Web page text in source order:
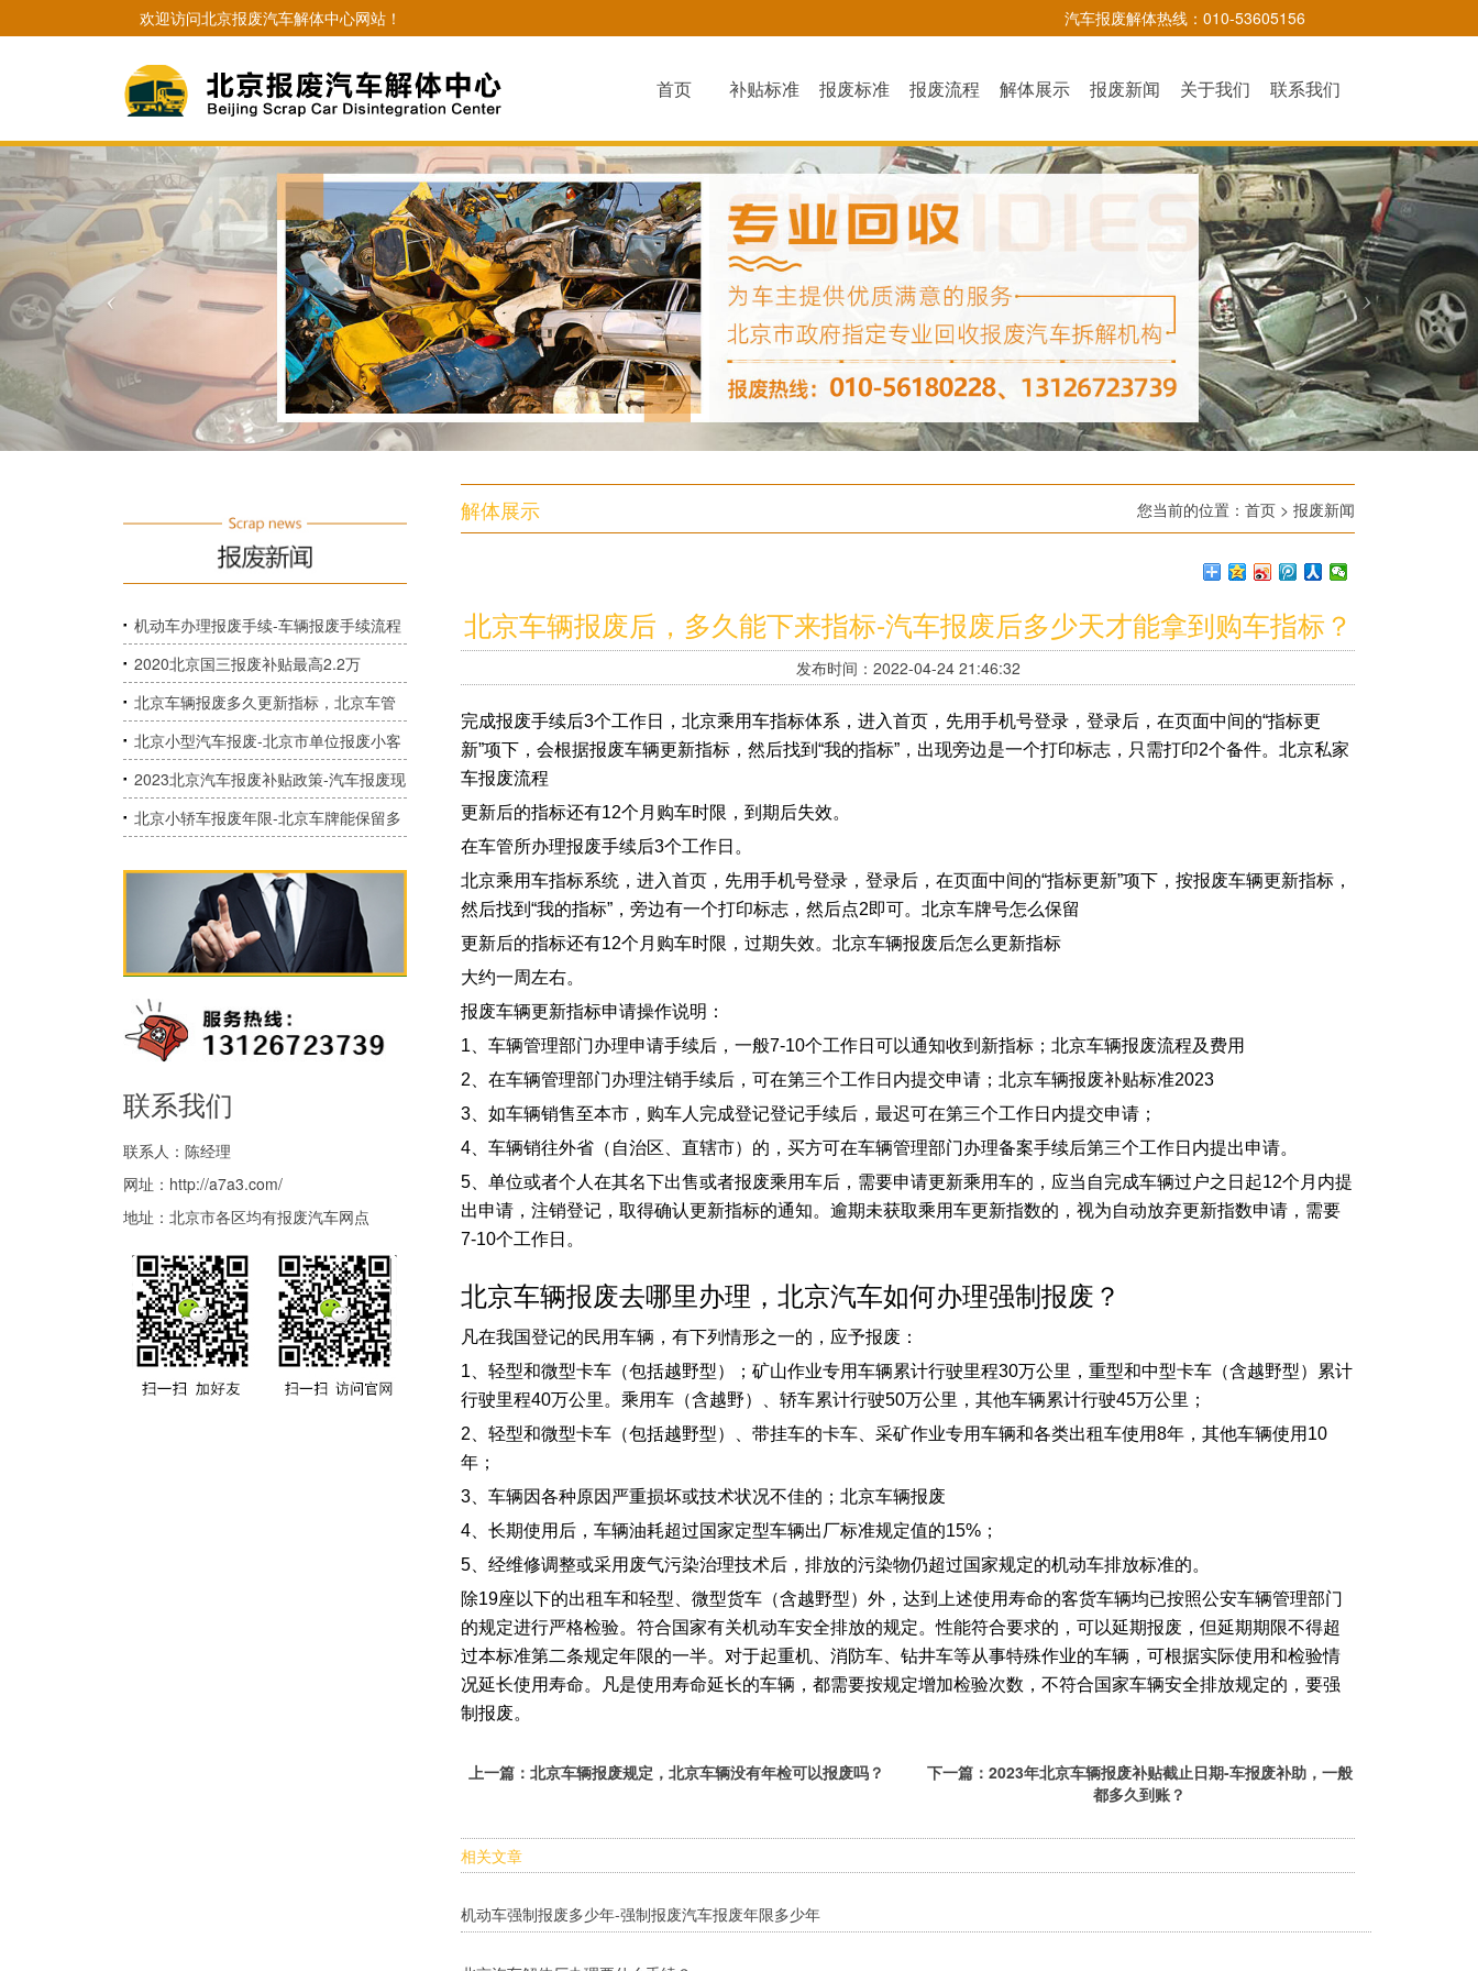
欢迎访问北京报废汽车解体中心网站！ 汽车报废解体热线：010-53605156
首页 补贴标准 报废标准 报废流程 解体展示 报废新闻 关于我们 联系我们
机动车办理报废手续-车辆报废手续流程
2020北京国三报废补贴最高2.2万
北京车辆报废多久更新指标，北京车管
部门强制报废后指标能否更新？
北京小型汽车报废-北京市单位报废小客
车指标如何获得指标？
2023北京汽车报废补贴政策-汽车报废现
在政府补贴多少？
北京小轿车报废年限-北京车牌能保留多
车，准备报废，报废后车牌能保留多
联系我们
联系人：陈经理
网址： http://a7a3.com/
地址：北京市各区均有报废汽车网点
解体展示 您当前的位置： 首页 > 报废新闻
北京车辆报废后，多久能下来指标-汽车报废后多少天才能拿到购车指标？
发布时间：2022-04-24 21:46:32
完成报废手续后3个工作日，北京乘用车指标体系，进入首页，先用手机号登录，登录后，在页面中间的“指标更
新”项下，会根据报废车辆更新指标，然后找到“我的指标”，出现旁边是一个打印标志，只需打印2个备件。北京私家
车报废流程
更新后的指标还有12个月购车时限，到期后失效。
在车管所办理报废手续后3个工作日。
北京乘用车指标系统，进入首页，先用手机号登录，登录后，在页面中间的“指标更新”项下，按报废车辆更新指标，
然后找到“我的指标”，旁边有一个打印标志，然后点2即可。北京车牌号怎么保留
更新后的指标还有12个月购车时限，过期失效。北京车辆报废后怎么更新指标
大约一周左右。
报废车辆更新指标申请操作说明：
1、车辆管理部门办理申请手续后，一般7-10个工作日可以通知收到新指标；北京车辆报废流程及费用
2、在车辆管理部门办理注销手续后，可在第三个工作日内提交申请；北京车辆报废补贴标准2023
3、如车辆销售至本市，购车人完成登记登记手续后，最迟可在第三个工作日内提交申请；
4、车辆销往外省（自治区、直辖市）的，买方可在车辆管理部门办理备案手续后第三个工作日内提出申请。
5、单位或者个人在其名下出售或者报废乘用车后，需要申请更新乘用车的，应当自完成车辆过户之日起12个月内提
出申请，注销登记，取得确认更新指标的通知。逾期未获取乘用车更新指数的，视为自动放弃更新指数申请，需要
7-10个工作日。
北京车辆报废去哪里办理，北京汽车如何办理强制报废？
凡在我国登记的民用车辆，有下列情形之一的，应予报废：
1、轻型和微型卡车（包括越野型）；矿山作业专用车辆累计行驶里程30万公里，重型和中型卡车（含越野型）累计
行驶里程40万公里。乘用车（含越野）、轿车累计行驶50万公里，其他车辆累计行驶45万公里；
2、轻型和微型卡车（包括越野型）、带挂车的卡车、采矿作业专用车辆和各类出租车使用8年，其他车辆使用10
年；
3、车辆因各种原因严重损坏或技术状况不佳的；北京车辆报废
4、长期使用后，车辆油耗超过国家定型车辆出厂标准规定值的15%；
5、经维修调整或采用废气污染治理技术后，排放的污染物仍超过国家规定的机动车排放标准的。
除19座以下的出租车和轻型、微型货车（含越野型）外，达到上述使用寿命的客货车辆均已按照公安车辆管理部门
的规定进行严格检验。符合国家有关机动车安全排放的规定。性能符合要求的，可以延期报废，但延期期限不得超
过本标准第二条规定年限的一半。对于起重机、消防车、钻井车等从事特殊作业的车辆，可根据实际使用和检验情
况延长使用寿命。凡是使用寿命延长的车辆，都需要按规定增加检验次数，不符合国家车辆安全排放规定的，要强
制报废。
上一篇： 北京车辆报废规定，北京车辆没有年检可以报废吗？ 下一篇： 2023年北京车辆报废补贴截止日期-车报废补助，一般
都多久到账？
相关文章
机动车强制报废多少年-强制报废汽车报废年限多少年